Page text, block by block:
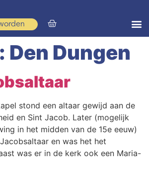
Den Dungen
stond een altaar gewijd aan de
en Sint Jacob. Later (mogelijk
in het midden van de 15e eeuw)
en was het het
was er in de kerk ook een Maria-